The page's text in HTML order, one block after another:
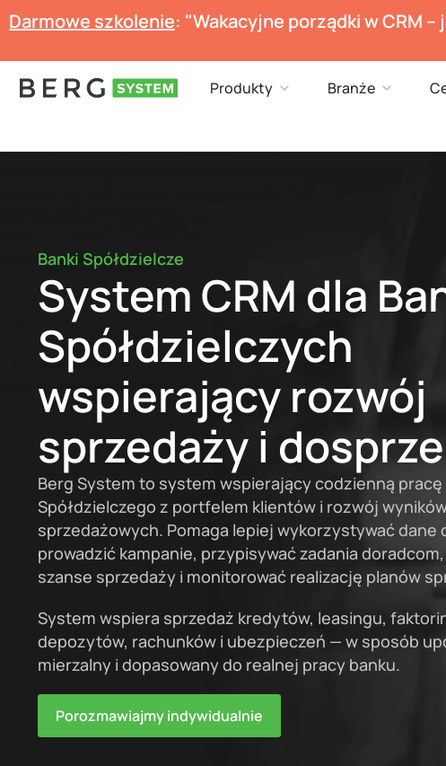
doDarmowe szkolenie: "Wakacyjne porządki w CRM
Produkty Open Produkty
Branże Open
Banki Spółdzielcze
System CRM dla
Spółdzielczych
wspierający rozwój
sprzedaży i
Berg System to system wspierający codzienną pracę
Spółdzielczego z portfelem klientów i rozwój
sprzedażowych. Pomaga lepiej wykorzystywać dane
prowadzić kampanie, przypisywać zadania
szanse sprzedaży i monitorować realizację planów
System wspiera sprzedaż kredytów, leasingu,
depozytów, rachunków i ubezpieczeń — w sposób
mierzalny i dopasowany do realnej pracy banku.
Porozmawiajmy indywidualnie